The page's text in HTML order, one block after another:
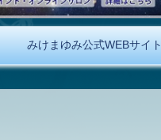
みけまゆみ公式WEBサイト